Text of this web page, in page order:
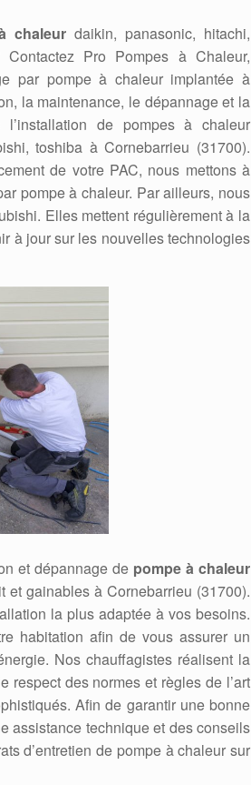
chaleurdaikin, panasonic, hitachi,
Pro Pompes à Chaleur,
par pompe à chaleur implantée à
la maintenance, le dépannage et la
l’installation de pompes à chaleur
toshiba à Cornebarrieu (31700).
de votre PAC, nous mettons à
pompe à chaleur. Par ailleurs, nous
Elles mettent régulièrement à la
à jour sur les nouvelles technologies
et dépannage de pompe à chaleur
et gainables à Cornebarrieu (31700).
la plus adaptée à vos besoins.
habitation afin de vous assurer un
Nos chauffagistes réalisent la
respect des normes et règles de l’art
Afin de garantir une bonne
assistance technique et des conseils
d’entretien de pompe à chaleur sur